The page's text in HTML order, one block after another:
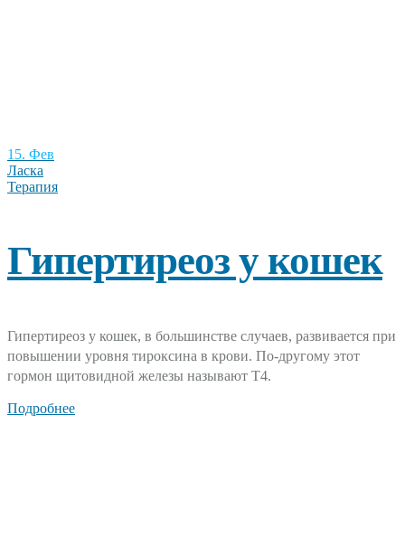
15. Фев
Ласка
Терапия
Гипертиреоз у кошек
Гипертиреоз у кошек, в большинстве случаев, развивается при
повышении уровня тироксина в крови. По-другому этот
гормон щитовидной железы называют Т4.
Подробнее